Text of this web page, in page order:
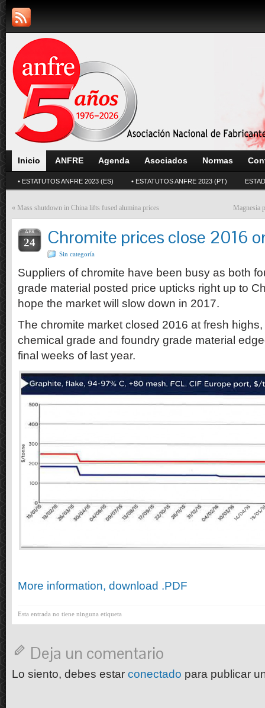
Inicio ANFRE Agenda Asociados Normas
• ESTATUTOS ANFRE 2023 (ES) • ESTATUTOS ANFRE 2023 (PT)
« Mass shutdown in China lifts fused alumina prices Magnesia
ABR
24 Chromite prices close 2016
Sin categoría
Suppliers of chromite have been busy as both
grade material posted price upticks right up to
hope the market will slow down in 2017.
The chromite market closed 2016 at fresh
chemical grade and foundry grade material
final weeks of last year.
More information, download .PDF
Esta entrada no tiene ninguna etiqueta
Deja un comentario
Lo siento, debes estar conectado para publicar